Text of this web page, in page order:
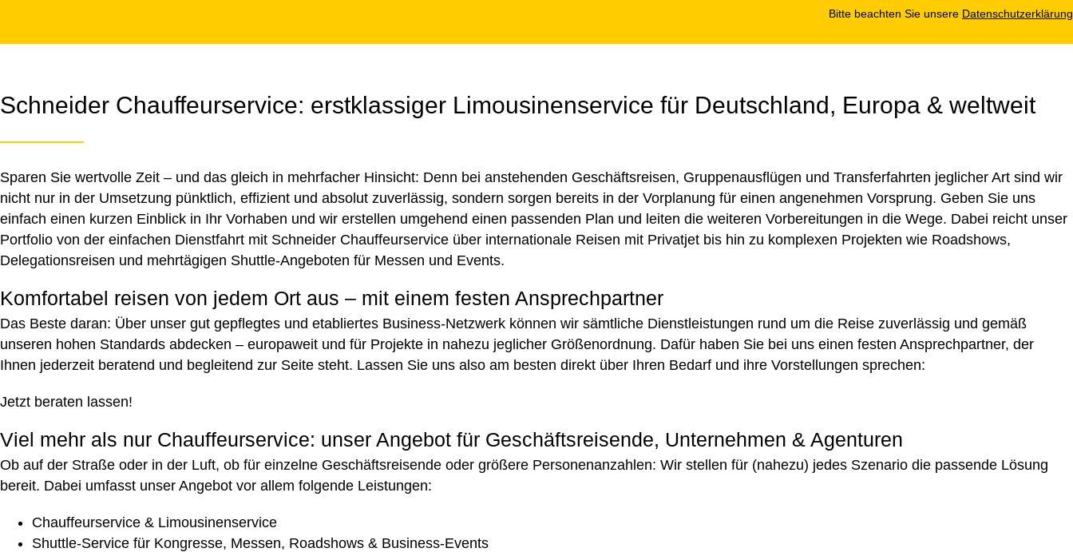
Bitte beachten Sie unsere Datenschutzerklärung
Schneider Chauffeurservice: erstklassiger Limousinenservice für Deutschland, Europa & weltweit
Sparen Sie wertvolle Zeit – und das gleich in mehrfacher Hinsicht: Denn bei anstehenden Geschäftsreisen, Gruppenausflügen und Transferfahrten jeglicher Art sind wir
nicht nur in der Umsetzung pünktlich, effizient und absolut zuverlässig, sondern sorgen bereits in der Vorplanung für einen angenehmen Vorsprung. Geben Sie uns
einfach einen kurzen Einblick in Ihr Vorhaben und wir erstellen umgehend einen passenden Plan und leiten die weiteren Vorbereitungen in die Wege. Dabei reicht unser
Portfolio von der einfachen Dienstfahrt mit Schneider Chauffeurservice über internationale Reisen mit Privatjet bis hin zu komplexen Projekten wie Roadshows,
Delegationsreisen und mehrtägigen Shuttle-Angeboten für Messen und Events.
Komfortabel reisen von jedem Ort aus – mit einem festen Ansprechpartner
Das Beste daran: Über unser gut gepflegtes und etabliertes Business-Netzwerk können wir sämtliche Dienstleistungen rund um die Reise zuverlässig und gemäß
unseren hohen Standards abdecken – europaweit und für Projekte in nahezu jeglicher Größenordnung. Dafür haben Sie bei uns einen festen Ansprechpartner, der
Ihnen jederzeit beratend und begleitend zur Seite steht. Lassen Sie uns also am besten direkt über Ihren Bedarf und ihre Vorstellungen sprechen:
Jetzt beraten lassen!
Viel mehr als nur Chauffeurservice: unser Angebot für Geschäftsreisende, Unternehmen & Agenturen
Ob auf der Straße oder in der Luft, ob für einzelne Geschäftsreisende oder größere Personenanzahlen: Wir stellen für (nahezu) jedes Szenario die passende Lösung
bereit. Dabei umfasst unser Angebot vor allem folgende Leistungen:
Chauffeurservice & Limousinenservice
Shuttle-Service für Kongresse, Messen, Roadshows & Business-Events